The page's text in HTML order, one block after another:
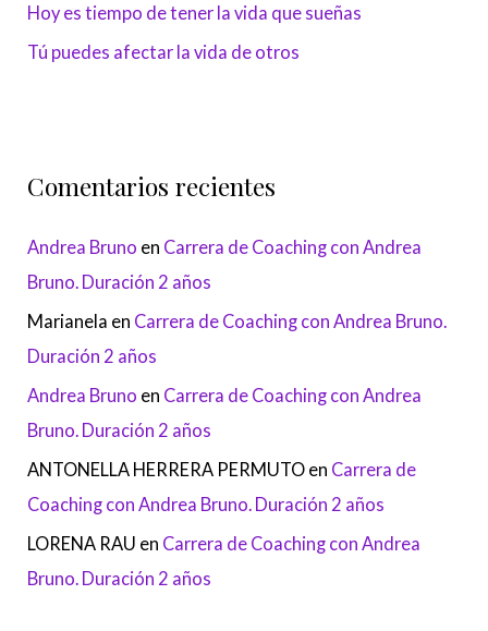
Hoy es tiempo de tener la vida que sueñas
Tú puedes afectar la vida de otros
Comentarios recientes
Andrea Bruno en Carrera de Coaching con Andrea
Bruno. Duración 2 años
Marianela en Carrera de Coaching con Andrea Bruno.
Duración 2 años
Andrea Bruno en Carrera de Coaching con Andrea
Bruno. Duración 2 años
ANTONELLA HERRERA PERMUTO en Carrera de
Coaching con Andrea Bruno. Duración 2 años
LORENA RAU en Carrera de Coaching con Andrea
Bruno. Duración 2 años